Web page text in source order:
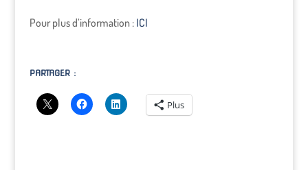
Pour plus d’information : ICI
PARTAGER :
Plus